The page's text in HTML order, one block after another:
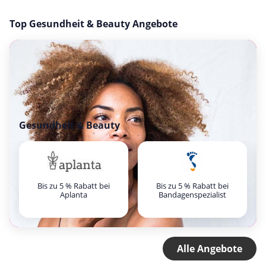
Top Gesundheit & Beauty Angebote
Gesundheit & Beauty
Bis zu 5 % Rabatt bei
Aplanta
Bis zu 5 % Rabatt bei
Bandagenspezialist
Alle Angebote